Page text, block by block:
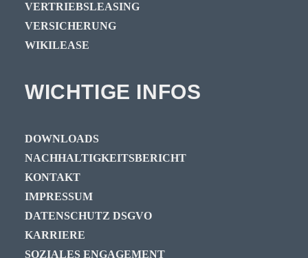
VERTRIEBSLEASING
VERSICHERUNG
WIKILEASE
WICHTIGE INFOS
DOWNLOADS
NACHHALTIGKEITSBERICHT
KONTAKT
IMPRESSUM
DATENSCHUTZ DSGVO
KARRIERE
SOZIALES ENGAGEMENT